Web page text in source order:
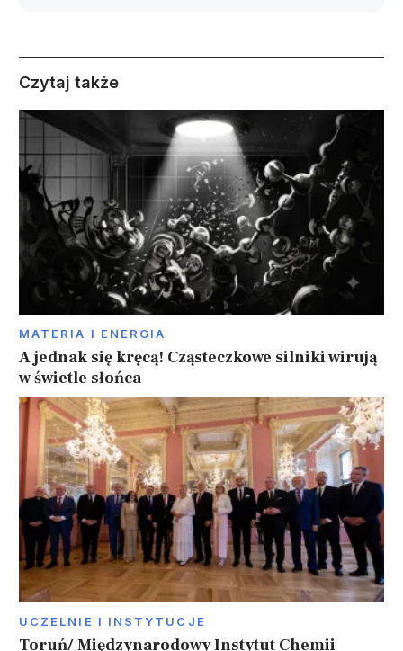
Czytaj także
MATERIA I ENERGIA
A jednak się kręcą! Cząsteczkowe silniki wirują
w świetle słońca
UCZELNIE I INSTYTUCJE
Toruń/ Międzynarodowy Instytut Chemii